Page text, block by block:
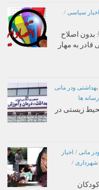
اخبار سیاسی /
بدون اصلاح
به مهار
بهداشتی ودر مانی
ها
زیستی در
مانی / اخبار
/
شد؛ ۲۷ درصد کودکان